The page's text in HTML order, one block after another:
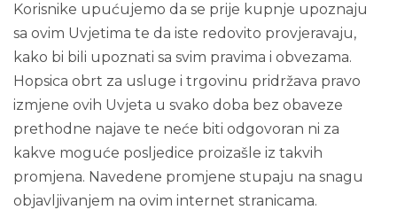
Korisnike upućujemo da se prije kupnje upoznaju
sa ovim Uvjetima te da iste redovito provjeravaju,
kako bi bili upoznati sa svim pravima i obvezama.
Hopsica obrt za usluge i trgovinu pridržava pravo
izmjene ovih Uvjeta u svako doba bez obaveze
prethodne najave te neće biti odgovoran ni za
kakve moguće posljedice proizašle iz takvih
promjena. Navedene promjene stupaju na snagu
objavljivanjem na ovim internet stranicama.